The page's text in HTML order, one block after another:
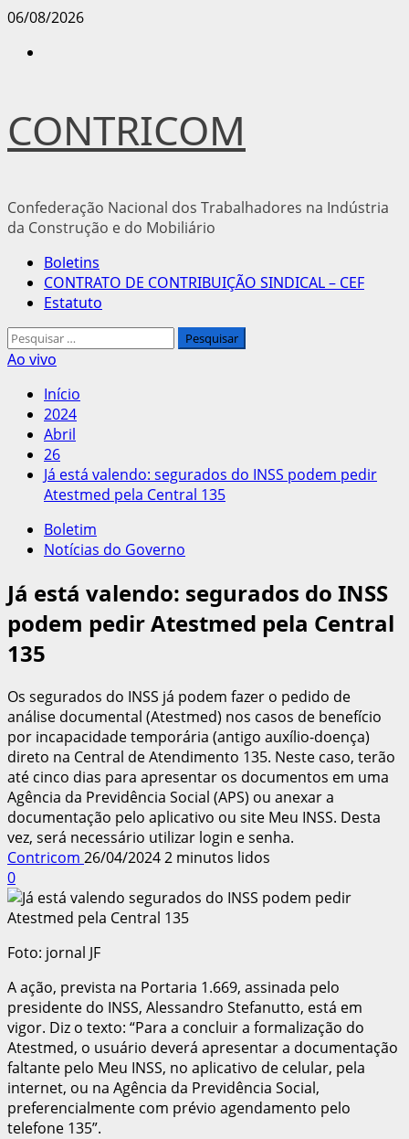
Avançar
06/08/2026
CONTRICOM
Confederação Nacional dos Trabalhadores na Indústria
da Construção e do Mobiliário
Menu
principal
Boletins
CONTRATO DE CONTRIBUIÇÃO SINDICAL – CEF
Estatuto
Pesquisar
por:
Ao vivo
Início
2024
Abril
26
Já está valendo: segurados do INSS podem pedir
Atestmed pela Central 135
Boletim
Notícias do Governo
Já está valendo: segurados do INSS
podem pedir Atestmed pela Central
135
Os segurados do INSS já podem fazer o pedido de
análise documental (Atestmed) nos casos de benefício
por incapacidade temporária (antigo auxílio-doença)
direto na Central de Atendimento 135. Neste caso, terão
até cinco dias para apresentar os documentos em uma
Agência da Previdência Social (APS) ou anexar a
documentação pelo aplicativo ou site Meu INSS. Desta
vez, será necessário utilizar login e senha.
Contricom 26/04/20242 minutos lidos
0
Foto: jornal JF
A ação, prevista na Portaria 1.669, assinada pelo
presidente do INSS, Alessandro Stefanutto, está em
vigor. Diz o texto: “Para a concluir a formalização do
Atestmed, o usuário deverá apresentar a documentação
faltante pelo Meu INSS, no aplicativo de celular, pela
internet, ou na Agência da Previdência Social,
preferencialmente com prévio agendamento pelo
telefone 135”.